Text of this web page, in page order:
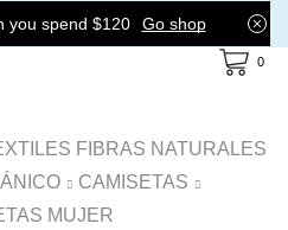
you spend $120 Go shop
0
FIBRAS NATURALES
CAMISETAS
MUJER